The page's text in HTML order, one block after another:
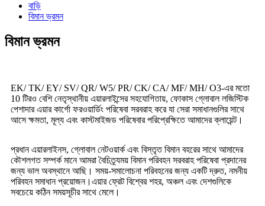
বাড়ি
বিমান ভ্রমন
বিমান ভ্রমন
EK/ TK/ EY/ SV/ QR/ W5/ PR/ CK/ CA/ MF/ MH/ O3-এর মতো
10 টিরও বেশি নেতৃস্থানীয় এয়ারলাইন্সের সহযোগিতায়, ফোকাস গ্লোবাল লজিস্টিক
পেশাদার এয়ার কার্গো ফরওয়ার্ডিং পরিষেবা সরবরাহ করে যা সেরা সমাধানগুলির সাথে
আসে ক্ষমতা, মূল্য এবং কাস্টমাইজড পরিষেবার পরিপ্রেক্ষিতে আমাদের ক্লায়েন্ট।
প্রধান এয়ারলাইনস, গ্লোবাল নেটওয়ার্ক এবং বিস্তৃত বিমান বহরের সাথে আমাদের
কৌশলগত সম্পর্ক মানে আমরা বৈচিত্র্যময় বিমান পরিবহন সরবরাহ পরিষেবা প্রদানের
জন্য ভাল অবস্থানে আছি। সময়-সমালোচনা পরিবহনের জন্য একটি দ্রুত, নমনীয়
পরিবহন সমাধান প্রয়োজন।এয়ার ফ্রেট বিশ্বের শহর, অঞ্চল এবং দেশগুলিকে
সবচেয়ে কঠিন সময়সূচীর সাথে মেলে।